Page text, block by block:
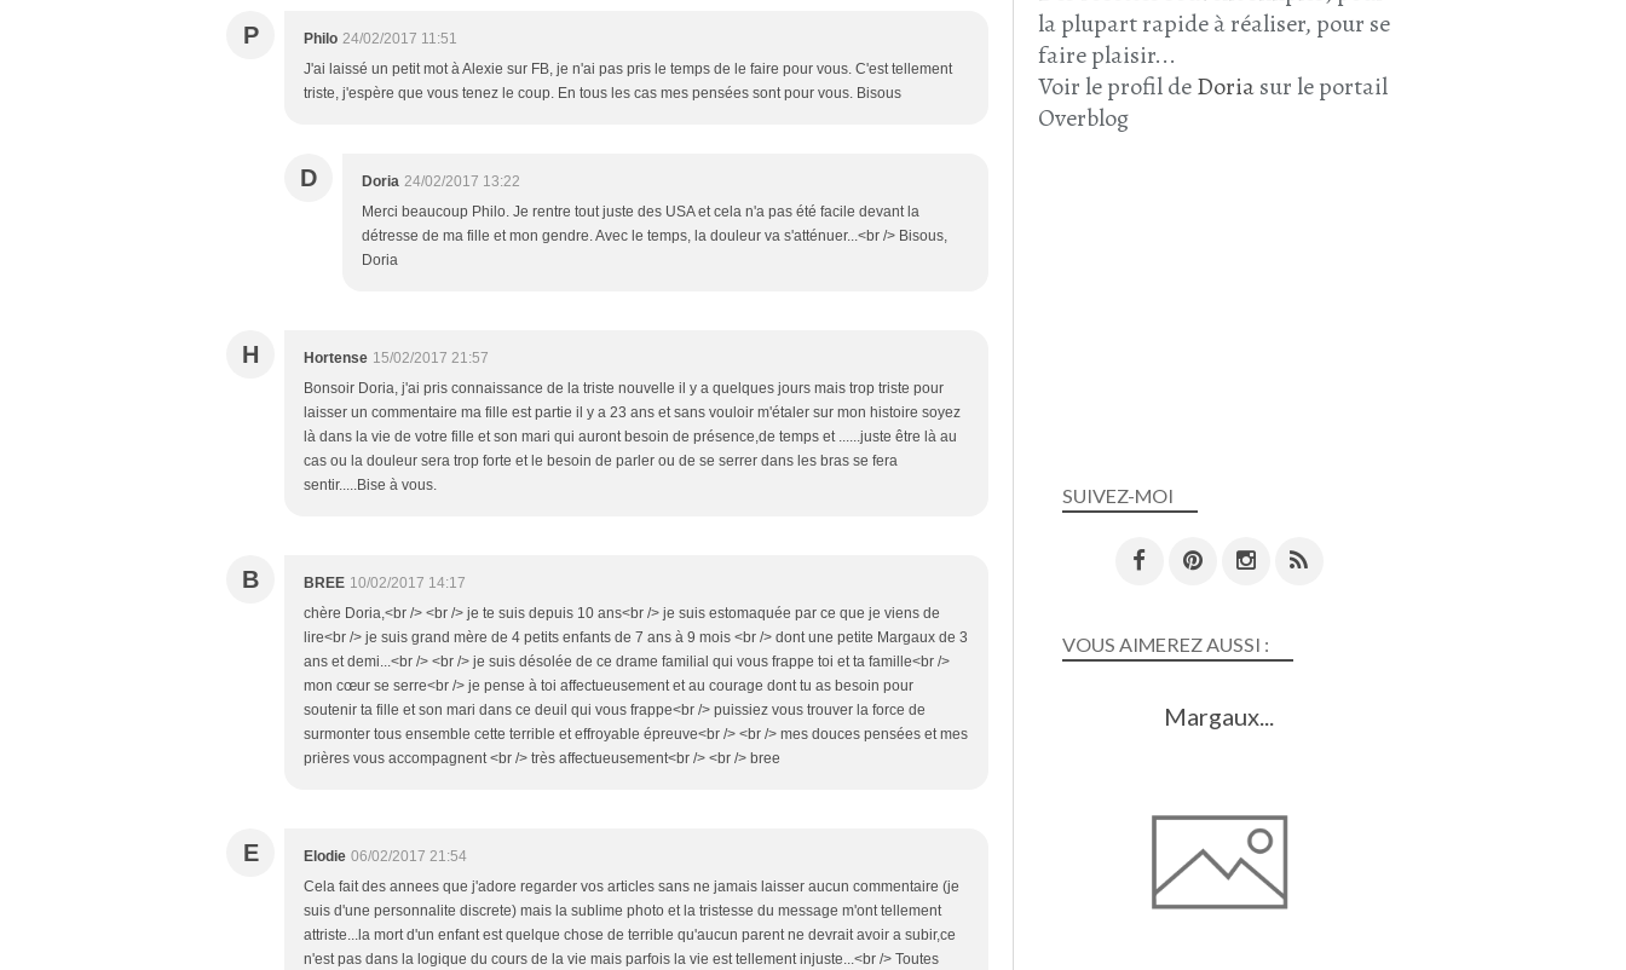
P Philo 24/02/2017 11:51
J'ai laissé un petit mot à Alexie sur FB, je n'ai pas pris le temps de le faire pour vous. C'est tellement
triste, j'espère que vous tenez le coup. En tous les cas mes pensées sont pour vous. Bisous
D Doria 24/02/2017 13:22
Merci beaucoup Philo. Je rentre tout juste des USA et cela n'a pas été facile devant la
détresse de ma fille et mon gendre. Avec le temps, la douleur va s'atténuer...<br /> Bisous,
Doria
H Hortense 15/02/2017 21:57
Bonsoir Doria, j'ai pris connaissance de la triste nouvelle il y a quelques jours mais trop triste pour
laisser un commentaire ma fille est partie il y a 23 ans et sans vouloir m'étaler sur mon histoire soyez
là dans la vie de votre fille et son mari qui auront besoin de présence,de temps et ......juste être là au
cas ou la douleur sera trop forte et le besoin de parler ou de se serrer dans les bras se fera
sentir.....Bise à vous.
B BREE 10/02/2017 14:17
chère Doria,<br /> <br /> je te suis depuis 10 ans<br /> je suis estomaquée par ce que je viens de
lire<br /> je suis grand mère de 4 petits enfants de 7 ans à 9 mois <br /> dont une petite Margaux de 3
ans et demi...<br /> <br /> je suis désolée de ce drame familial qui vous frappe toi et ta famille<br />
mon cœur se serre<br /> je pense à toi affectueusement et au courage dont tu as besoin pour
soutenir ta fille et son mari dans ce deuil qui vous frappe<br /> puissiez vous trouver la force de
surmonter tous ensemble cette terrible et effroyable épreuve<br /> <br /> mes douces pensées et mes
prières vous accompagnent <br /> très affectueusement<br /> <br /> bree
E Elodie 06/02/2017 21:54
Cela fait des annees que j'adore regarder vos articles sans ne jamais laisser aucun commentaire (je
suis d'une personnalite discrete) mais la sublime photo et la tristesse du message m'ont tellement
attriste...la mort d'un enfant est quelque chose de terrible qu'aucun parent ne devrait avoir a subir,ce
n'est pas dans la logique du cours de la vie mais parfois la vie est tellement injuste...<br /> Toutes
SUIVEZ-MOI
la plupart rapide à réaliser, pour se
faire plaisir...
Voir le profil deDoriasur le portail
Overblog
VOUS AIMEREZ AUSSI :
Margaux...